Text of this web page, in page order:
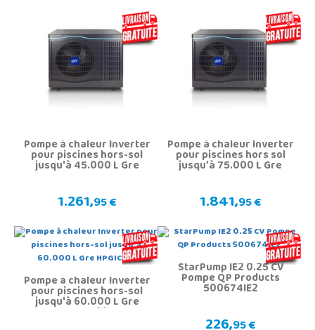
Pompe à chaleur Inverter
pour piscines hors-sol
jusqu'à 45.000 L Gre
1.261,95 €
Pompe à chaleur Inverter
pour piscines hors sol
jusqu'à 75.000 L Gre
1.841,95 €
Pompe à chaleur Inverter
pour piscines hors-sol
jusqu'à 60.000 L Gre
HPGIC60
StarPump IE2 0.25 CV
Pompe QP Products
500674IE2